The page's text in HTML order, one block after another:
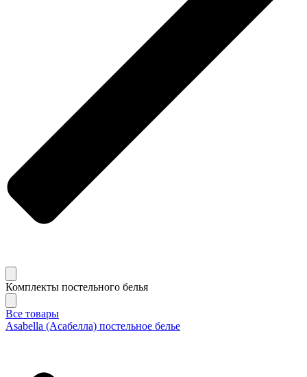
Комплекты постельного белья
Все товары
Asabella (Асабелла) постельное белье